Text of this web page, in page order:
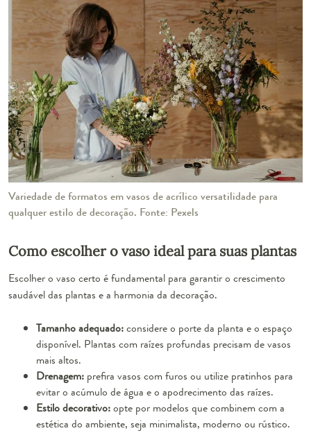
Variedade de formatos em vasos de acrílico versatilidade para
qualquer estilo de decoração. Fonte: Pexels
Como escolher o vaso ideal para suas plantas
Escolher o vaso certo é fundamental para garantir o crescimento
saudável das plantas e a harmonia da decoração.
Tamanho adequado:considere o porte da planta e o espaço
disponível. Plantas com raízes profundas precisam de vasos
mais altos.
Drenagem: prefira vasos com furos ou utilize pratinhos para
evitar o acúmulo de água e o apodrecimento das raízes.
Estilo decorativo:opte por modelos que combinem com a
estética do ambiente, seja minimalista, moderno ou rústico.